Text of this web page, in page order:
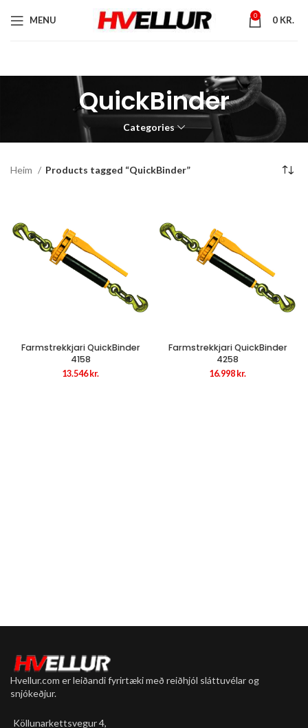
MENU 0 0 KR.
QuickBinder
Categories
Heim Products tagged “QuickBinder”
Farmstrekkjari QuickBinder
4158
13.546 kr.
Farmstrekkjari QuickBinder
4258
16.998 kr.
Hvellur.com er leiðandi fyrirtæki með reiðhjól sláttuvélar og
snjókeðjur.
Köllunarkettsvegur 4,